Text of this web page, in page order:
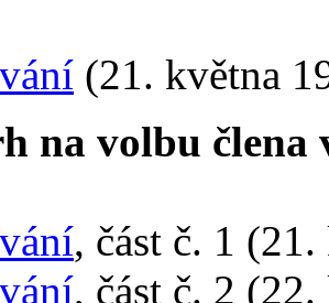
(21. května
na volbu člena
, část č. 1
, část č. 2